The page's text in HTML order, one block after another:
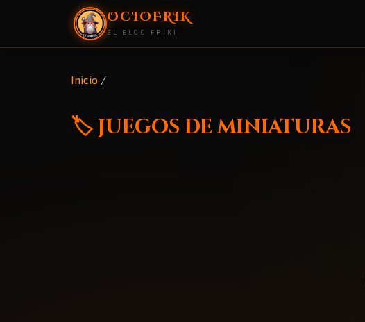
OCIOFRIK
EL BLOG FRIKI
Inicio /
🏷️ juegos de miniaturas